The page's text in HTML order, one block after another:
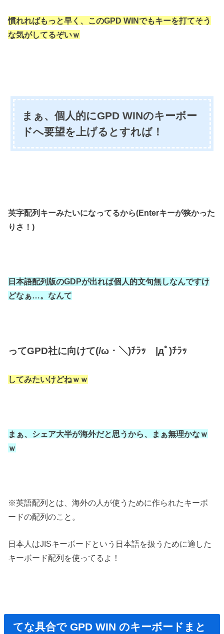
慣れればもっと早く、 このGPD WINでもキーを打てそう
な気がしてるぞいｗ
まぁ、個人的にGPD WINのキーボー
ドへ要望を上げるとすれば！
英字配列キーみたいになってるから(Enterキーが狭かった
りさ！)
日本語配列版のGDPが出れば個人的文句無しなんですけ
どなぁ…。なんて
ってGPD社に向けて(/ω・＼)ﾁﾗｯ |дﾟ)ﾁﾗｯ
してみたいけどねｗｗ
まぁ、シェア大半が海外だと思うから、
まぁ無理かなｗ
ｗ
※英語配列とは、海外の人が使うために作られたキーボ
ードの配列のこと。
日本人はJISキーボードという日本語を扱うために適した
キーボード配列を使ってるよ！
てな具合で GPD WIN のキーボードまと